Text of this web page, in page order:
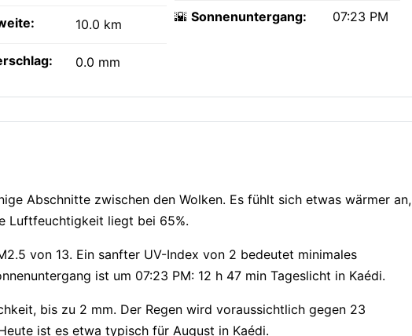
10.0 km
0.0 mm
🌇 Sonnenuntergang: 07:23 PM
Abschnitte zwischen den Wolken. Es fühlt sich etwas wärmer an,
Luftfeuchtigkeit liegt bei 65%.
von 13. Ein sanfter UV-Index von 2 bedeutet minimales
ist um 07:23 PM: 12 h 47 min Tageslicht in Kaédi.
bis zu 2 mm. Der Regen wird voraussichtlich gegen 23
ist es etwa typisch für August in Kaédi.